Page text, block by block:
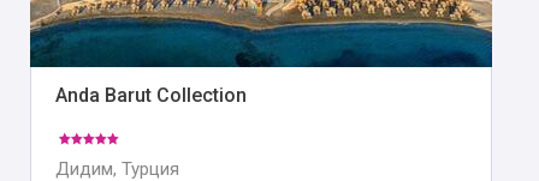
Anda Barut Collection
Дидим, Турция